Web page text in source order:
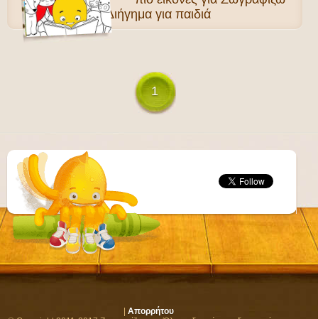
Διήγημα για παιδιά
1
Απορρήτου